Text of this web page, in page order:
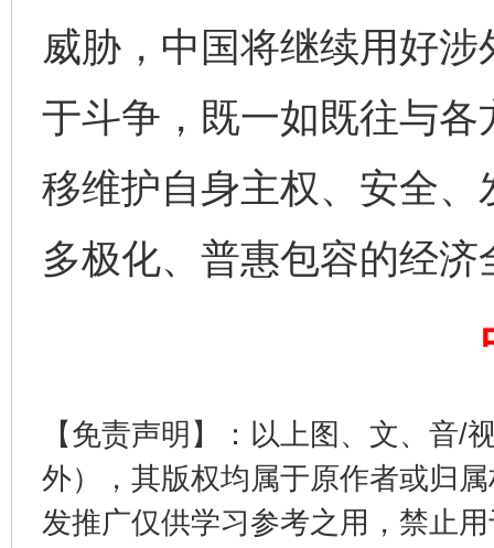
威胁，中国将继续用好涉
于斗争，既一如既往与
移维护自身主权、安全
多极化、普惠包容的经济
【免责声明】：以上图、文、音/
外），其版权均属于原作者或归
发推广仅供学习参考之用，禁止
完善运行机制助力责任有效落实 一纸欠